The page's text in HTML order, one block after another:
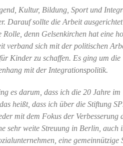
Kultur, Bildung, Sport und
Darauf sollte die Arbeit ausgerichtet
denn Gelsenkirchen hat eine
verband sich mit der politischen
Kinder zu schaffen. Es ging um die
mit der Integrationspolitik.
es darum, dass ich die 20 Jahre im
heißt, dass ich über die Stiftung
mit dem Fokus der Verbesserung
sehr weite Streuung in Berlin, auch
eine gemeinnützige